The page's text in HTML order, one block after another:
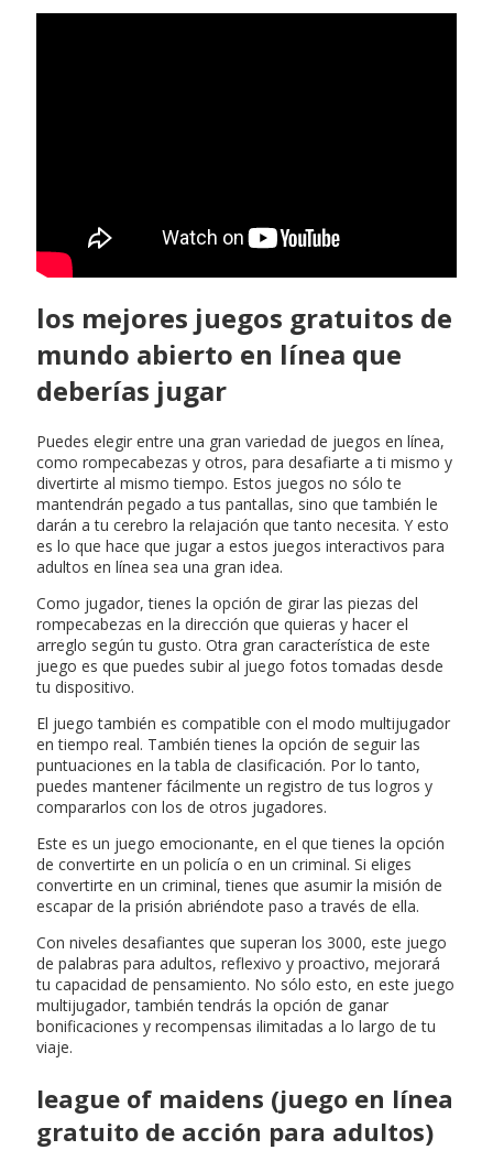
los mejores juegos gratuitos de
mundo abierto en línea que
deberías jugar
Puedes elegir entre una gran variedad de juegos en línea,
como rompecabezas y otros, para desafiarte a ti mismo y
divertirte al mismo tiempo. Estos juegos no sólo te
mantendrán pegado a tus pantallas, sino que también le
darán a tu cerebro la relajación que tanto necesita. Y esto
es lo que hace que jugar a estos juegos interactivos para
adultos en línea sea una gran idea.
Como jugador, tienes la opción de girar las piezas del
rompecabezas en la dirección que quieras y hacer el
arreglo según tu gusto. Otra gran característica de este
juego es que puedes subir al juego fotos tomadas desde
tu dispositivo.
El juego también es compatible con el modo multijugador
en tiempo real. También tienes la opción de seguir las
puntuaciones en la tabla de clasificación. Por lo tanto,
puedes mantener fácilmente un registro de tus logros y
compararlos con los de otros jugadores.
Este es un juego emocionante, en el que tienes la opción
de convertirte en un policía o en un criminal. Si eliges
convertirte en un criminal, tienes que asumir la misión de
escapar de la prisión abriéndote paso a través de ella.
Con niveles desafiantes que superan los 3000, este juego
de palabras para adultos, reflexivo y proactivo, mejorará
tu capacidad de pensamiento. No sólo esto, en este juego
multijugador, también tendrás la opción de ganar
bonificaciones y recompensas ilimitadas a lo largo de tu
viaje.
league of maidens (juego en línea
gratuito de acción para adultos)